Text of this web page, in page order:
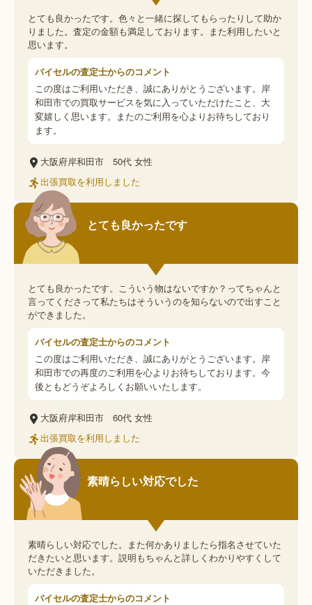
とても良かったです。色々と一緒に探してもらったりして助か
りました。査定の金額も満足しております。また利用したいと
思います。
バイセルの査定士からのコメント
この度はご利用いただき、誠にありがとうございます。岸
和田市での買取サービスを気に入っていただけたこと、大
変嬉しく思います。またのご利用を心よりお待ちしており
ます。
大阪府岸和田市 50代 女性
出張買取を利用しました
とても良かったです
とても良かったです。こういう物はないですか？ってちゃんと
言ってくださって私たちはそういうのを知らないので出すこと
ができました。
バイセルの査定士からのコメント
この度はご利用いただき、誠にありがとうございます。岸
和田市での再度のご利用を心よりお待ちしております。今
後ともどうぞよろしくお願いいたします。
大阪府岸和田市 60代 女性
出張買取を利用しました
素晴らしい対応でした
素晴らしい対応でした。また何かありましたら指名させていた
だきたいと思います。説明もちゃんと詳しくわかりやすくして
いただきました。
バイセルの査定士からのコメント